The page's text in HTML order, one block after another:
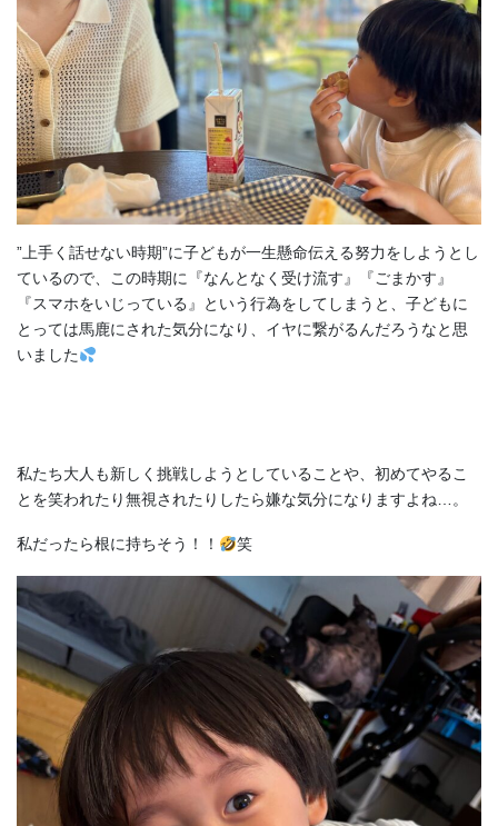
”上手く話せない時期”に子どもが一生懸命伝える努力をしようとし
ているので、この時期に『なんとなく受け流す』『ごまかす』
『スマホをいじっている』という行為をしてしまうと、子どもに
とっては馬鹿にされた気分になり、イヤに繋がるんだろうなと思
いました
私たち大人も新しく挑戦しようとしていることや、初めてやるこ
とを笑われたり無視されたりしたら嫌な気分になりますよね…。
私だったら根に持ちそう！！ 笑